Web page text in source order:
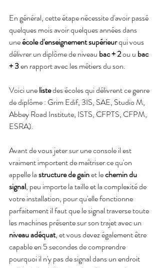
En général, cette étape nécessite d'avoir passé
quelques mois avoir quelques années dans
une école d'enseignement supérieur qui vous
délivrer un diplôme de niveau bac + 2 ou u bac
+ 3 en rapport avec les métiers du son.
Voici une liste des écoles qui délivrent ce genre
de diplôme : Grim Edif, 3IS, SAE, Studio M,
Abbey Road Institute, ISTS, CFPTS, CFPM,
ESRA).
Avant de vous jeter sur une console il est
vraiment importent de maîtriser ce qu'on
appelle la structure de gain et le chemin du
signal, peu importe la taille et la complexité de
votre installation, pour qu'elle fonctionne
parfaitement il faut que le signal traverse toute
les machines présente sur son trajet avec un
niveau adéquat, et vous devez également être
capable en 5 secondes de comprendre
pourquoi il n'y pas de signal dans un endroit